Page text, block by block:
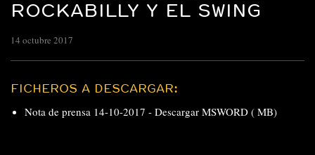
ROCKABILLY Y EL SWING
14 octubre 2017
FICHEROS A DESCARGAR:
Nota de prensa 14-10-2017 - Descargar MSWORD ( MB)